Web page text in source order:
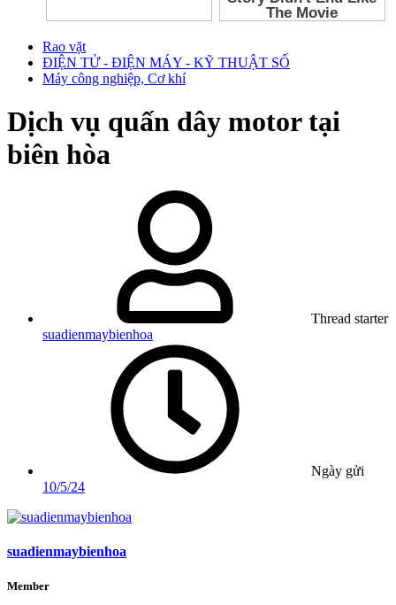
Rao vặt
ĐIỆN TỬ - ĐIỆN MÁY - KỸ THUẬT SỐ
Máy công nghiệp, Cơ khí
Dịch vụ quấn dây motor tại
biên hòa
Thread starter
suadienmaybienhoa
Ngày gửi
10/5/24
suadienmaybienhoa
Member